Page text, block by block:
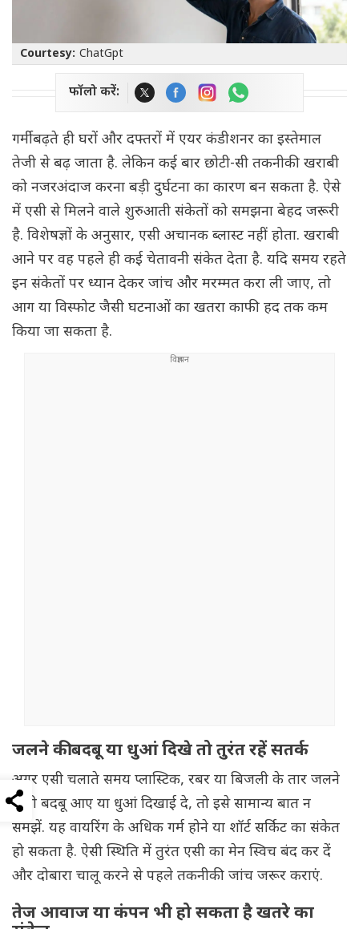
Courtesy: ChatGpt
फॉलो करें:
गर्मी बढ़ते ही घरों और दफ्तरों में एयर कंडीशनर का इस्तेमाल
तेजी से बढ़ जाता है. लेकिन कई बार छोटी-सी तकनीकी खराबी
को नजरअंदाज करना बड़ी दुर्घटना का कारण बन सकता है. ऐसे
में एसी से मिलने वाले शुरुआती संकेतों को समझना बेहद जरूरी
है. विशेषज्ञों के अनुसार, एसी अचानक ब्लास्ट नहीं होता. खराबी
आने पर वह पहले ही कई चेतावनी संकेत देता है. यदि समय रहते
इन संकेतों पर ध्यान देकर जांच और मरम्मत करा ली जाए, तो
आग या विस्फोट जैसी घटनाओं का खतरा काफी हद तक कम
किया जा सकता है.
जलने की बदबू या धुआं दिखे तो तुरंत रहें सतर्क
अगर एसी चलाते समय प्लास्टिक, रबर या बिजली के तार जलने
जैसी बदबू आए या धुआं दिखाई दे, तो इसे सामान्य बात न
समझें. यह वायरिंग के अधिक गर्म होने या शॉर्ट सर्किट का संकेत
हो सकता है. ऐसी स्थिति में तुरंत एसी का मेन स्विच बंद कर दें
और दोबारा चालू करने से पहले तकनीकी जांच जरूर कराएं.
तेज आवाज या कंपन भी हो सकता है खतरे का